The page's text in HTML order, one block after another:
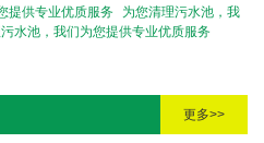
提供专业优质服务 为您清理污水池，我
水池，我们为您提供专业优质服务
更多>>